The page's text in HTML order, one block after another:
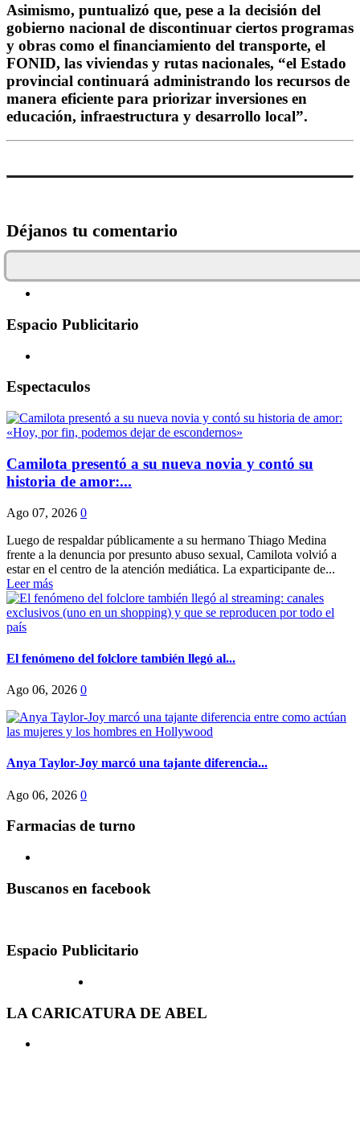
Asimismo, puntualizó que, pese a la decisión del
gobierno nacional de discontinuar ciertos programas
y obras como el financiamiento del transporte, el
FONID, las viviendas y rutas nacionales, “el Estado
provincial continuará administrando los recursos de
manera eficiente para priorizar inversiones en
educación, infraestructura y desarrollo local”.
Déjanos tu comentario
Espacio Publicitario
Espectaculos
Camilota presentó a su nueva novia y contó su
historia de amor:...
Ago 07, 2026 0
Luego de respaldar públicamente a su hermano Thiago Medina
frente a la denuncia por presunto abuso sexual, Camilota volvió a
estar en el centro de la atención mediática. La exparticipante de...
Leer más
El fenómeno del folclore también llegó al...
Ago 06, 2026 0
Anya Taylor-Joy marcó una tajante diferencia...
Ago 06, 2026 0
Farmacias de turno
Buscanos en facebook
Espacio Publicitario
LA CARICATURA DE ABEL